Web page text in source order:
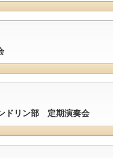
ドリン部 定期演奏会